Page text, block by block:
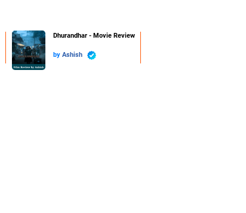
Dhurandhar - Movie Review
by Ashish